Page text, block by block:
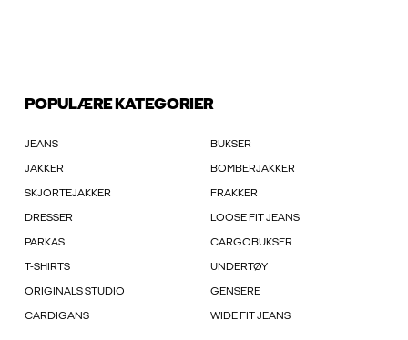
POPULÆRE KATEGORIER
JEANS BUKSER
JAKKER BOMBERJAKKER
SKJORTEJAKKER FRAKKER
DRESSER LOOSE FIT JEANS
PARKAS CARGOBUKSER
T-SHIRTS UNDERTØY
ORIGINALS STUDIO GENSERE
CARDIGANS WIDE FIT JEANS